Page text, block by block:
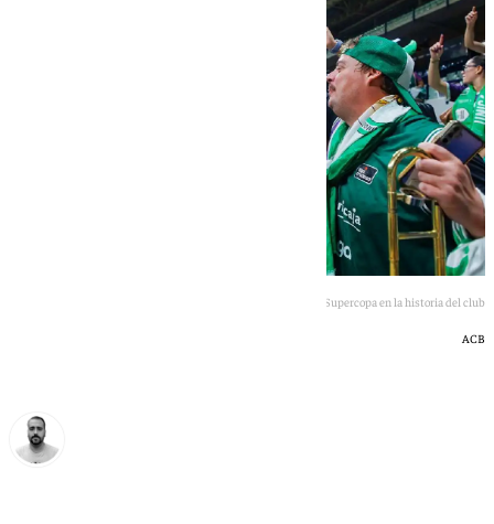
Ibon Navarro celebra la primera Supercopa en la historia del club
ACB